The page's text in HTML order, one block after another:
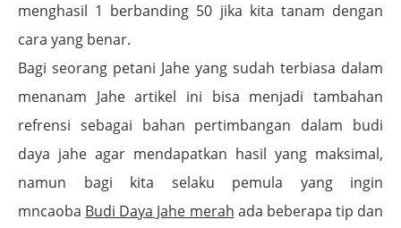
menghasil 1 berbanding 50 jika kita tanam dengan
cara yang benar.
Bagi seorang petani Jahe yang sudah terbiasa dalam
menanam Jahe artikel ini bisa menjadi tambahan
refrensi sebagai bahan pertimbangan dalam budi
daya jahe agar mendapatkan hasil yang maksimal,
namun bagi kita selaku pemula yang ingin
mncaoba Budi Daya Jahe merah ada beberapa tip dan